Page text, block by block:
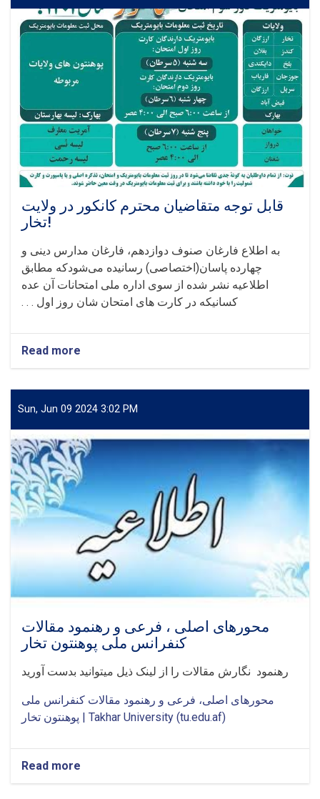
مراحل
عالیه
عالمیه
علمای
تخار!
قابل توجه متقاضیان محترم کانکور در ولایت
تخار!
به اطلاع فارغان صنوف دوازدهم، فارغان مدارس دینی و
چهارده پاسان(اختصاصی) رسانیده می‌شودکه مطابق
اطلاعیه نشر شده از سوی اداره ملی امتحانات آن عده
کسانیکه در کارت های امتحان شان روز اول . . .
Read more
قابل
متقاضیان
محترم
در
ولایت
Sun, Jun 09 2024 3:02 PM
محورهای اصلی ، فرعی و رهنمود مقالات
کنفرانس ملی پوهنتون تخار
رهنمود نگارش مقالات را از لینک ذیل میتوانید بدست آورید
محورهای اصلی، فرعی و رهنمود مقالات کنفرانس ملی
پوهنتون تخار | Takhar University (tu.edu.af)
Read more
محورهای